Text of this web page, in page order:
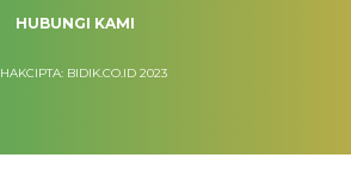
HUBUNGI KAMI
HAKCIPTA: BIDIK.CO.ID 2023